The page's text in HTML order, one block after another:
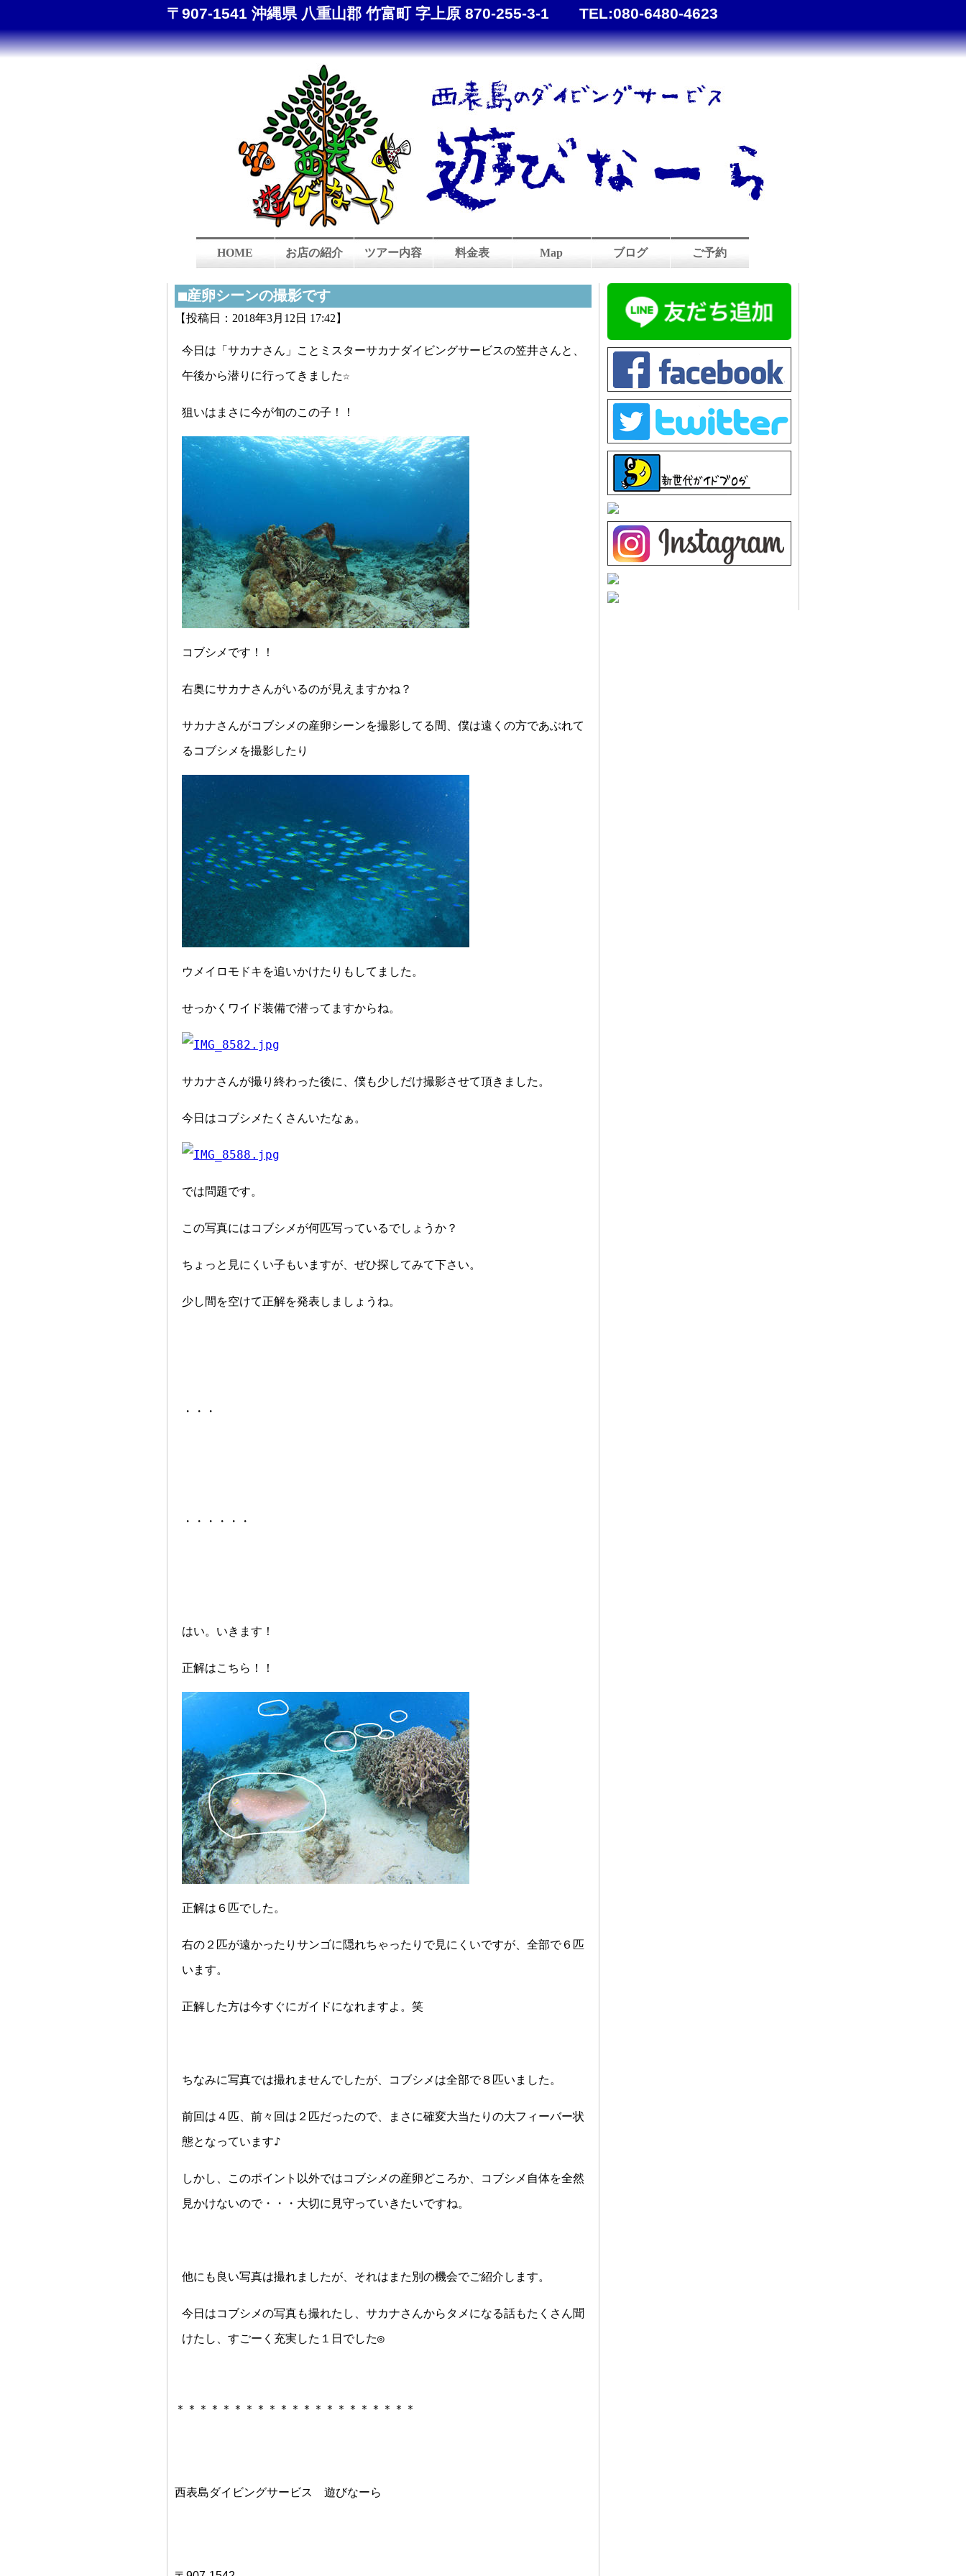
〒907-1541 沖縄県 八重山郡 竹富町 字上原 870-255-3-1 TEL:080-6480-4623
HOME お店の紹介 ツアー内容 料金表 Map ブログ ご予約
■産卵シーンの撮影です
【投稿日：2018年3月12日 17:42】
今日は「サカナさん」ことミスターサカナダイビングサービスの笠井さんと、
午後から潜りに行ってきました☆
狙いはまさに今が旬のこの子！！
コブシメです！！
右奥にサカナさんがいるのが見えますかね？
サカナさんがコブシメの産卵シーンを撮影してる間、僕は遠くの方であぶれて
るコブシメを撮影したり
ウメイロモドキを追いかけたりもしてました。
せっかくワイド装備で潜ってますからね。
サカナさんが撮り終わった後に、僕も少しだけ撮影させて頂きました。
今日はコブシメたくさんいたなぁ。
では問題です。
この写真にはコブシメが何匹写っているでしょうか？
ちょっと見にくい子もいますが、ぜひ探してみて下さい。
少し間を空けて正解を発表しましょうね。
・・・
・・・・・・
はい。いきます！
正解はこちら！！
正解は６匹でした。
右の２匹が遠かったりサンゴに隠れちゃったりで見にくいですが、全部で６匹
います。
正解した方は今すぐにガイドになれますよ。笑
ちなみに写真では撮れませんでしたが、コブシメは全部で８匹いました。
前回は４匹、前々回は２匹だったので、まさに確変大当たりの大フィーバー状
態となっています♪
しかし、このポイント以外ではコブシメの産卵どころか、コブシメ自体を全然
見かけないので・・・大切に見守っていきたいですね。
他にも良い写真は撮れましたが、それはまた別の機会でご紹介します。
今日はコブシメの写真も撮れたし、サカナさんからタメになる話もたくさん聞
けたし、すごーく充実した１日でした◎
＊＊＊＊＊＊＊＊＊＊＊＊＊＊＊＊＊＊＊＊＊
西表島ダイビングサービス 遊びなーら